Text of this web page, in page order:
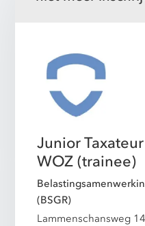
Junior
WOZ (trainee)
(BSGR)
Lammenschansweg